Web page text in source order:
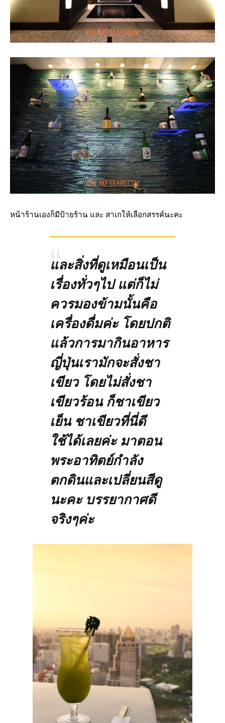
หน้าร้านเองก็มีป้ายร้าน และ สาเกให้เลือกสรรค์นะคะ
และสิ่งที่ดูเหมือนเป็น
เรื่องทั่วๆไป แต่ก็ไม่
ควรมองข้ามนั้นคือ
เครื่องดื่มค่ะ โดยปกติ
แล้วการมากินอาหาร
ญี่ปุ่นเรามักจะสั่งชา
เขียว โดยไม่สั่งชา
เขียวร้อน ก็ชาเขียว
เย็น ชาเขียวที่นี่ดี
ใช้ได้เลยค่ะ มาตอน
พระอาทิตย์กำลัง
ตกดินและเปลี่ยนสีดู
นะคะ บรรยากาศดี
จริงๆค่ะ